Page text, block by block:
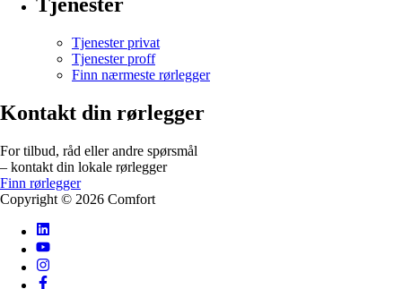
Tjenester
Tjenester privat
Tjenester proff
Finn nærmeste rørlegger
Kontakt din rørlegger
For tilbud, råd eller andre spørsmål
– kontakt din lokale rørlegger
Finn rørlegger
Copyright © 2026 Comfort